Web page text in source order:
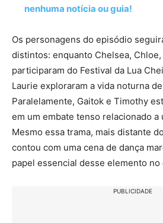
nenhuma notícia ou guia!
Os personagens do episódio
distintos: enquanto Chelsea, Chloe,
participaram do Festival da Lua
Laurie exploraram a vida noturna
Paralelamente, Gaitok e Timothy
em um embate tenso relacionado a
Mesmo essa trama, mais distante
contou com uma cena de dança
papel essencial desse elemento no
PUBLICIDADE